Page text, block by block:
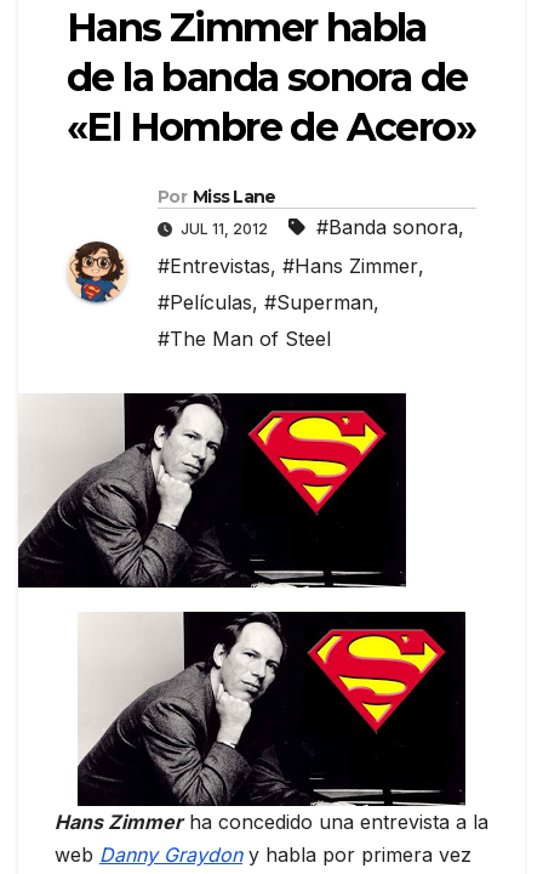
Hans Zimmer habla
de la banda sonora de
«El Hombre de Acero»
Por Miss Lane
JUL 11, 2012 #Banda sonora,
#Entrevistas, #Hans Zimmer,
#Películas, #Superman,
#The Man of Steel
Hans Zimmerha concedido una entrevista a la
web Danny Graydony habla por primera vez